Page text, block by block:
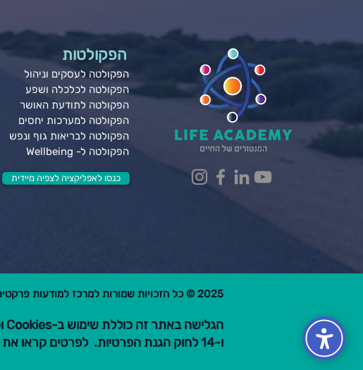
הפקולטות
הפקולטה לעסקים וניהול
הפקולטה לכלכלה ושפע
הפקולטה לתודעת האושר
הפקולטה למערכות יחסים
הפקולטה לבריאות גוף ונפש
הפקולטה ל- Wellbeing
כנסו לאפליקציה לצפיה מיידית
2025 © כל הזכויות שמורות למרכז למודעות פרקטית בע"מ.
ו-14 לחוק הגנת הפרטיות. לפרטים קראו את